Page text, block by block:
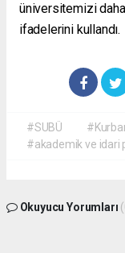
üniversitemizi
ifadelerini kullandı.
#SUBÜ
#akademik ve idari
Okuyucu Yorumları